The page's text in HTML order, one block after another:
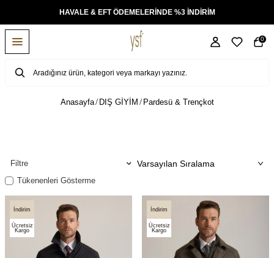
HAVALE & EFT ÖDEMELERİNDE %3 İNDİRİM
0
Anasayfa DIŞ GİYİM Pardesü & Trençkot
Filtre
Tükenenleri Gösterme
İndirim
Ücretsiz
Kargo
İndirim
Ücretsiz
Kargo